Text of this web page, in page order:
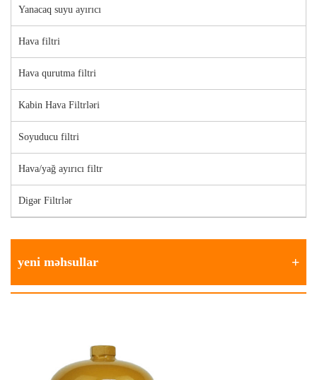
Yanacaq suyu ayırıcı
Hava filtri
Hava qurutma filtri
Kabin Hava Filtrləri
Soyuducu filtri
Hava/yağ ayırıcı filtr
Digər Filtrlər
yeni məhsullar